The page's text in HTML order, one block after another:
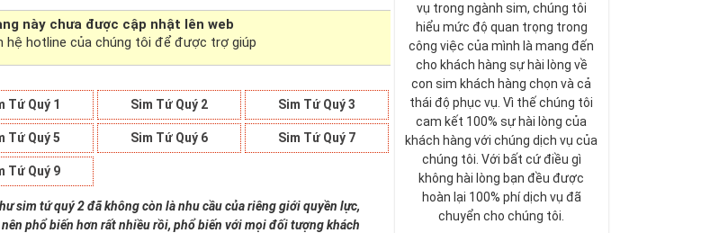
này chưa được cập nhật lên web
hệ hotline của chúng tôi để được trợ giúp
Tứ Quý 1 Sim Tứ Quý 2 Sim Tứ Quý 3
Tứ Quý 5 Sim Tứ Quý 6 Sim Tứ Quý 7
Tứ Quý 9
sim tứ quý 2 đã không còn là nhu cầu của riêng giới quyền lực,
phổ biến hơn rất nhiều rồi, phổ biến với mọi đối tượng khách
vụ trong ngành sim, chúng tôi
hiểu mức độ quan trọng trong
công việc của mình là mang đến
cho khách hàng sự hài lòng về
con sim khách hàng chọn và cả
thái độ phục vụ. Vì thế chúng tôi
cam kết 100% sự hài lòng của
khách hàng với chúng dịch vụ của
chúng tôi. Với bất cứ điều gì
không hài lòng bạn đều được
hoàn lại 100% phí dịch vụ đã
chuyển cho chúng tôi.